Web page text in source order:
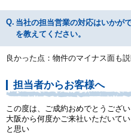
当社の担当営業の対応はいかが
を教えてください。
良かった点：物件のマイナス面も説
担当者からお客様へ
この度は、ご成約おめでとうござい
大阪から何度かご来社いただいて
と思い